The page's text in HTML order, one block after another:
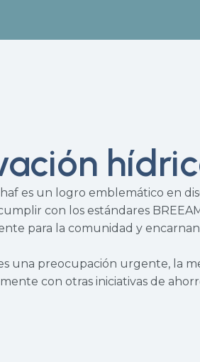
es un logro emblemático en
con los estándares
para la comunidad y
una preocupación urgente, la
con otras iniciativas de